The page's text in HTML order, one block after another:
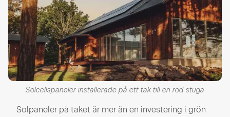
Solcellspaneler installerade på ett tak till en röd stuga
Solpaneler på taket är mer än en investering i grön